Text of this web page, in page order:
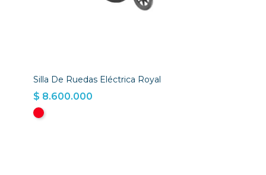
Silla De Ruedas Eléctrica Royal
$ 8.600.000